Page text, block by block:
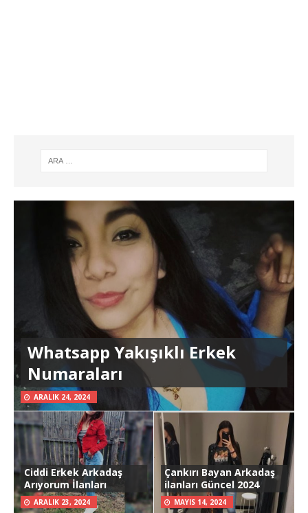
Whatsapp Yakışıklı Erkek
Numaraları
ARALIK 24, 2024
Ciddi Erkek Arkadaş
Arıyorum İlanları
ARALIK 23, 2024
Çankırı Bayan Arkadaş
ilanları Güncel 2024
MAYIS 14, 2024